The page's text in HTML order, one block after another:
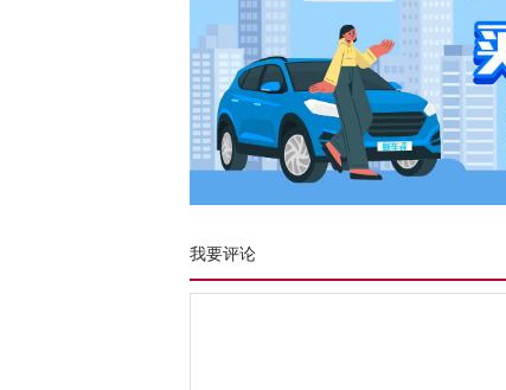
我要评论